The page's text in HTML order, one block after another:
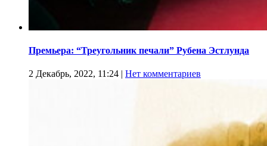
Премьера: “Треугольник печали” Рубена Эстлунда
2 Декабрь, 2022, 11:24 | Нет комментариев